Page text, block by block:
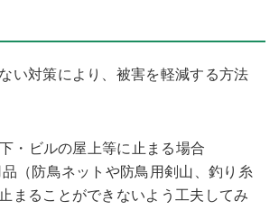
い対策により、被害を軽減する方法
・ビルの屋上等に止まる場合
（防鳥ネットや防鳥用剣山、釣り糸
まることができないよう工夫してみ